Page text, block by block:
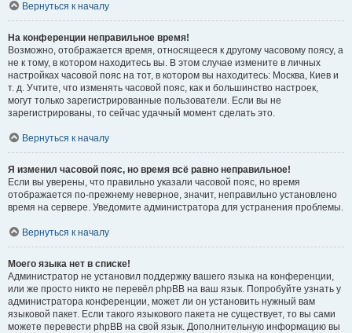
Вернуться к началу
На конференции неправильное время!
Возможно, отображается время, относящееся к другому часовому поясу, а
не к тому, в котором находитесь вы. В этом случае измените в личных
настройках часовой пояс на тот, в котором вы находитесь: Москва, Киев и
т. д. Учтите, что изменять часовой пояс, как и большинство настроек,
могут только зарегистрированные пользователи. Если вы не
зарегистрированы, то сейчас удачный момент сделать это.
Вернуться к началу
Я изменил часовой пояс, но время всё равно неправильное!
Если вы уверены, что правильно указали часовой пояс, но время
отображается по-прежнему неверное, значит, неправильно установлено
время на сервере. Уведомите администратора для устранения проблемы.
Вернуться к началу
Моего языка нет в списке!
Администратор не установил поддержку вашего языка на конференции,
или же просто никто не перевёл phpBB на ваш язык. Попробуйте узнать у
администратора конференции, может ли он установить нужный вам
языковой пакет. Если такого языкового пакета не существует, то вы сами
можете перевести phpBB на свой язык. Дополнительную информацию вы